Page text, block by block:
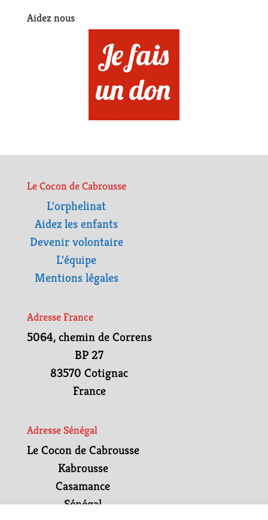
Aidez nous
Le Cocon de Cabrousse
L'orphelinat
Aidez les enfants
Devenir volontaire
L'équipe
Mentions légales
Adresse France
5064, chemin de Correns
BP 27
83570 Cotignac
France
Adresse Sénégal
Le Cocon de Cabrousse
Kabrousse
Casamance
Sénégal